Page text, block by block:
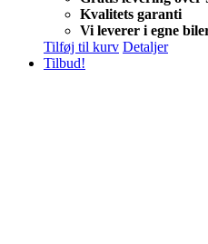
Kvalitets garanti
Vi leverer i egne
Tilføj til kurv Detaljer
Tilbud!